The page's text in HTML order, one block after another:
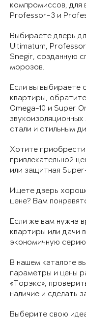
компромиссов, для
Professor-3 и
Выбираете дверь
Ultimatum,
Snegir, созданную
морозов.
Если вы выбираете
квартиры,
Omega-10 и Super
стали и стильным
Хотите
привлекательной
или защитная
Ищете дверь
цене? Вам
Если же вам нужна
квартиры или дачи
экономичную
В нашем каталоге
параметры и цены
«Торэкс»,
наличие и сделать
Выберите свою